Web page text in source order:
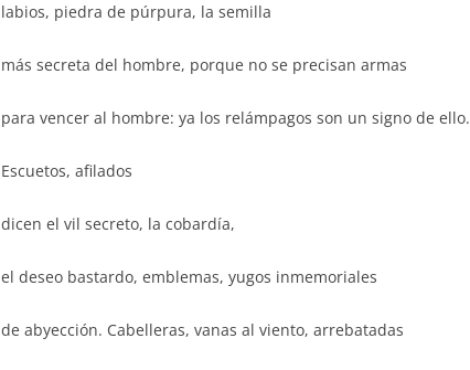
labios, piedra de púrpura, la semilla
más secreta del hombre, porque no se precisan armas
para vencer al hombre: ya los relámpagos son un signo de ello.
Escuetos, afilados
dicen el vil secreto, la cobardía,
el deseo bastardo, emblemas, yugos inmemoriales
de abyección. Cabelleras, vanas al viento, arrebatadas